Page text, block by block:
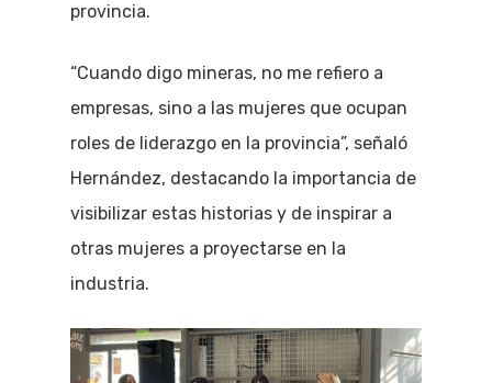
provincia.
“Cuando digo mineras, no me refiero a
empresas, sino a las mujeres que ocupan
roles de liderazgo en la provincia”, señaló
Hernández, destacando la importancia de
visibilizar estas historias y de inspirar a
otras mujeres a proyectarse en la
industria.